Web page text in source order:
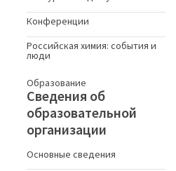
Конференции
Российская химия: события и
люди
Образование
Сведения об
образовательной
организации
Основные сведения